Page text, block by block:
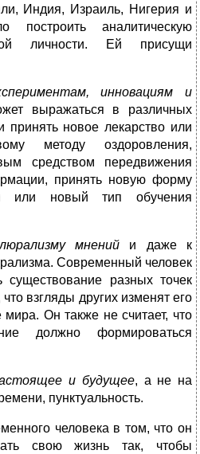
Индия, Израиль, Нигерия и
построить аналити­ческую
личности. Ей присущи
инновациям и
выражаться в различных
принять новое лекарство или
методу оздоровления,
средством передвижения
принять новую форму
или новый тип обучения
мнений и даже к
Современный человек
существование разных точек
взгляды других изменят его
Он также не считает, что
должно формироваться
и будущее, а не на
пунктуальность.
человека в том, что он
свою жизнь так, чтобы